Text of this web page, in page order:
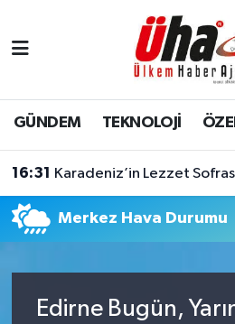
GÜNDEM TEKNOLOJİ
16:31 Karadeniz’in Lezzet
Merkez Hava Durumu
Edirne Bugün,
İstanbul Nöbetçi
İstanbul Hava Durumu
Tüm Manşetler